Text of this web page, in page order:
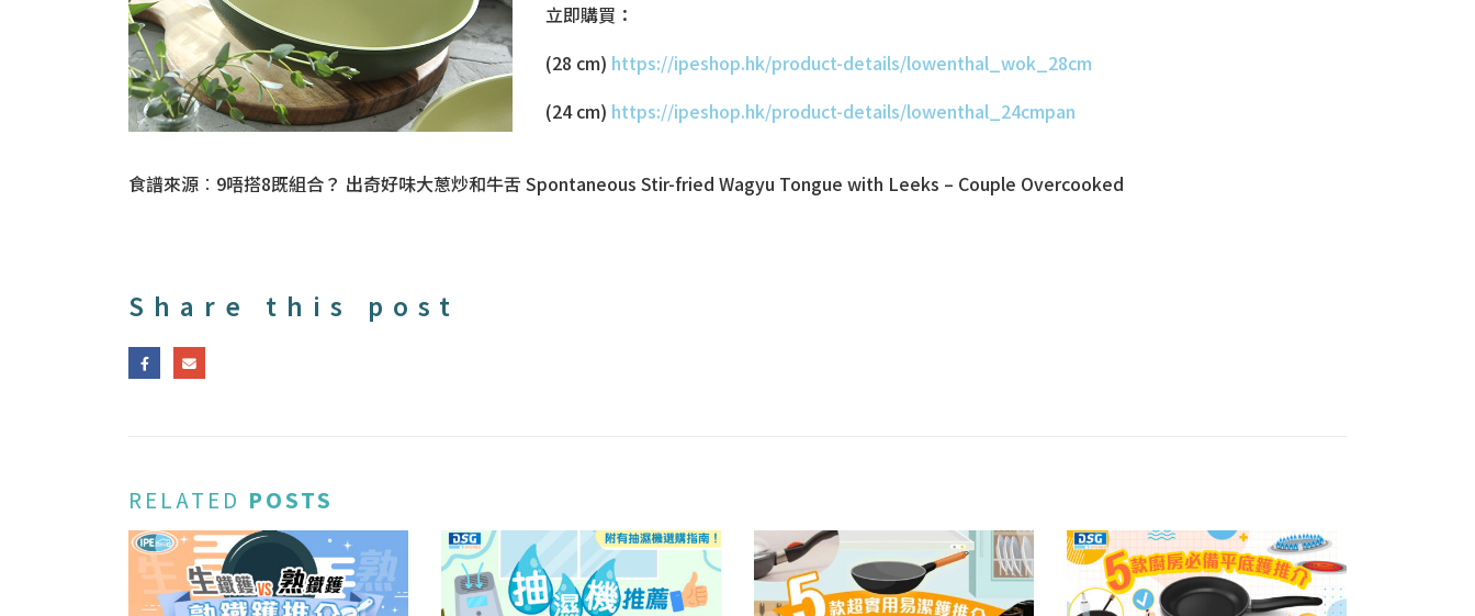
立即購買：
(28 cm) https://ipeshop.hk/product-details/lowenthal_wok_28cm
(24 cm) https://ipeshop.hk/product-details/lowenthal_24cmpan
食譜來源︰9唔搭8既組合？ 出奇好味大蔥炒和牛舌 Spontaneous Stir-fried Wagyu Tongue with Leeks – Couple Overcooked
Share this post
RELATED POSTS